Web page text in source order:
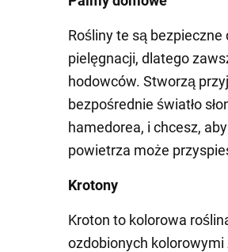
Rośliny te są
pielęgnacji, dlatego
hodowców. Stworzą
bezpośrednie światło
hamedorea, i chcesz,
powietrza może
Krotony
Kroton to kolorowa
ozdobionych